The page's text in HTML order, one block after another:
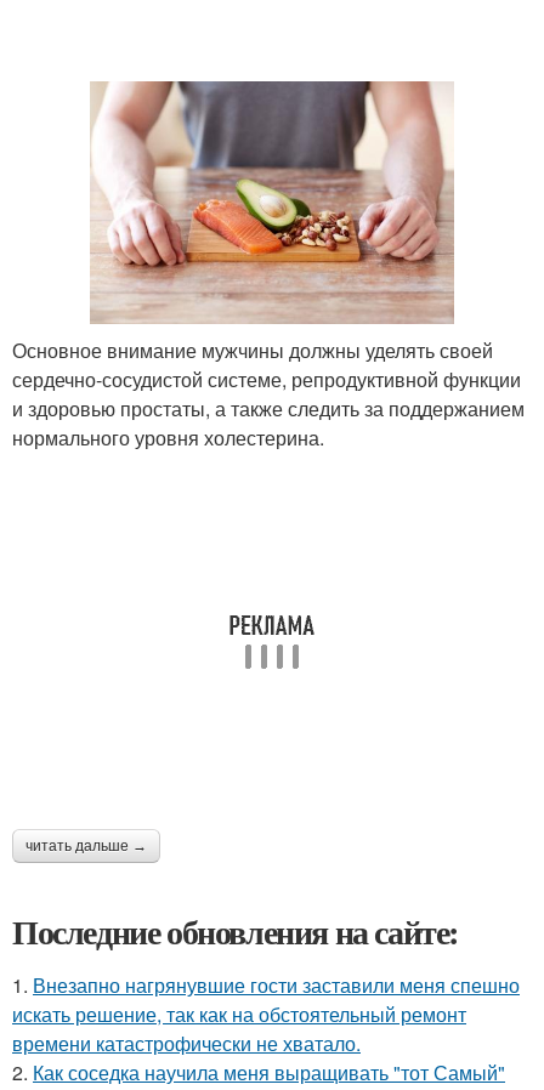
Основное внимание мужчины должны уделять своей
сердечно-сосудистой системе, репродуктивной функции
и здоровью простаты, а также следить за поддержанием
нормального уровня холестерина.
читать дальше →
Последние обновления на сайте:
1. Внезапно нагрянувшие гости заставили меня спешно
искать решение, так как на обстоятельный ремонт
времени катастрофически не хватало.
2. Как соседка научила меня выращивать "тот Самый"